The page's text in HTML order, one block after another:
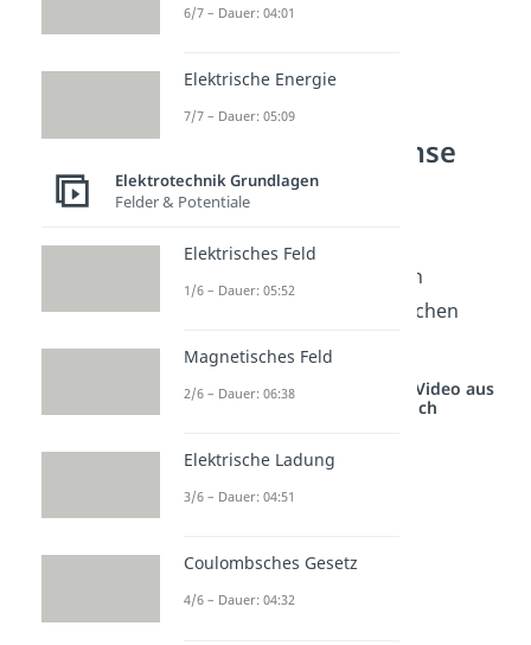
Wirbelstrombremse
Funktion
Für ein Verständnis der
Wirbelstrombremse, ist ein
Verständnis der physikalischen
Prozesse wichtig.
Studyflix vernetzt: Hier ein Video aus
einem anderen Bereich
6/7 – Dauer: 04:01
Elektrische Energie
7/7 – Dauer: 05:09
Elektrotechnik Grundlagen
Felder & Potentiale
Elektrisches Feld
1/6 – Dauer: 05:52
Magnetisches Feld
2/6 – Dauer: 06:38
Elektrische Ladung
3/6 – Dauer: 04:51
Coulombsches Gesetz
4/6 – Dauer: 04:32